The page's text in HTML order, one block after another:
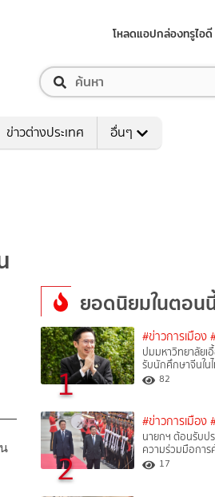
โหลดแอปกล่องทรูไอ
ข่าวต่างประเทศ อื่นๆ
ยอดนิยมในตอน
1
#ข่าวการเมือง
ปมมหาวิทยาลัยเ
รับนักศึกษาจีนใ
82
2
#ข่าวการเมือง
นายกฯ ต้อนรับป
ความร่วมมือการ
17